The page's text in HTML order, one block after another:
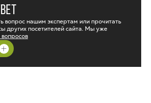
вопрос нашим экспертам или прочитать
других посетителей сайта. Мы уже
вопросов